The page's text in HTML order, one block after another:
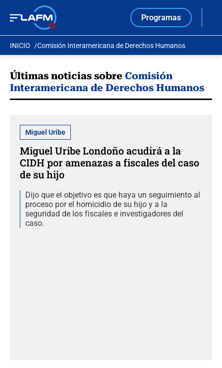
Programas
INICIO Comisión Interamericana de Derechos Humanos
Últimas noticias sobre Comisión
Interamericana de Derechos Humanos
Miguel Uribe
Miguel Uribe Londoño acudirá a la
CIDH por amenazas a fiscales del caso
de su hijo
Dijo que el objetivo es que haya un seguimiento al
proceso por el homicidio de su hijo y a la
seguridad de los fiscales e investigadores del
caso.